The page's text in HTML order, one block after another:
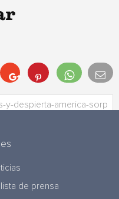
de prensa